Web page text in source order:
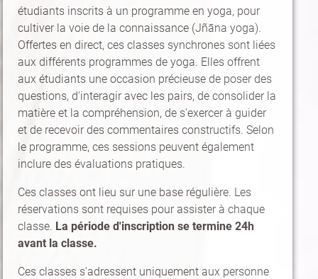
étudiants inscrits à un programme en yoga, pour
cultiver la voie de la connaissance (Jñāna yoga).
Offertes en direct, ces classes synchrones sont liées
aux différents programmes de yoga. Elles offrent
aux étudiants une occasion précieuse de poser des
questions, d'interagir avec les pairs, de consolider la
matière et la compréhension, de s'exercer à guider
et de recevoir des commentaires constructifs. Selon
le programme, ces sessions peuvent également
inclure des évaluations pratiques.
Ces classes ont lieu sur une base régulière. Les
réservations sont requises pour assister à chaque
classe. La période d'inscription se termine 24h
avant la classe.
Ces classes s'adressent uniquement aux personne